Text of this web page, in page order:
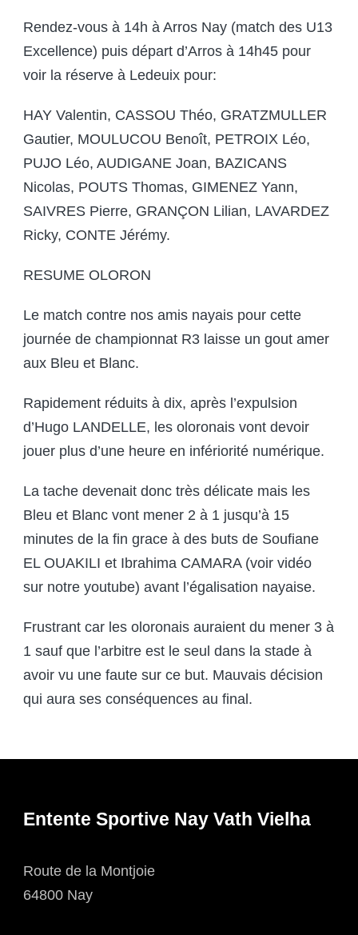
Rendez-vous à 14h à Arros Nay (match des U13
Excellence) puis départ d’Arros à 14h45 pour
voir la réserve à Ledeuix pour:
HAY Valentin, CASSOU Théo, GRATZMULLER
Gautier, MOULUCOU Benoît, PETROIX Léo,
PUJO Léo, AUDIGANE Joan, BAZICANS
Nicolas, POUTS Thomas, GIMENEZ Yann,
SAIVRES Pierre, GRANÇON Lilian, LAVARDEZ
Ricky, CONTE Jérémy.
RESUME OLORON
Le match contre nos amis nayais pour cette
journée de championnat R3 laisse un gout amer
aux Bleu et Blanc.
Rapidement réduits à dix, après l’expulsion
d’Hugo LANDELLE, les oloronais vont devoir
jouer plus d’une heure en infériorité numérique.
La tache devenait donc très délicate mais les
Bleu et Blanc vont mener 2 à 1 jusqu’à 15
minutes de la fin grace à des buts de Soufiane
EL OUAKILI et Ibrahima CAMARA (voir vidéo
sur notre youtube) avant l’égalisation nayaise.
Frustrant car les oloronais auraient du mener 3 à
1 sauf que l’arbitre est le seul dans la stade à
avoir vu une faute sur ce but. Mauvais décision
qui aura ses conséquences au final.
Entente Sportive Nay Vath Vielha
Route de la Montjoie
64800 Nay